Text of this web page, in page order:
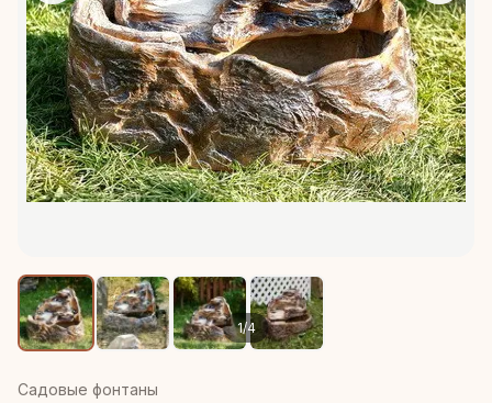
1/4
Садовые фонтаны